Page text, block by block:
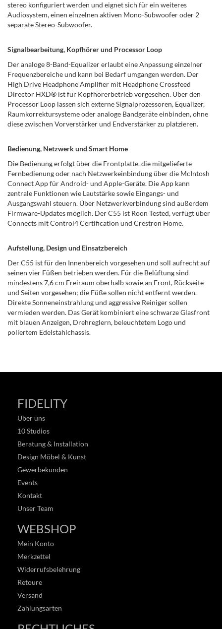
stereo konfiguriert werden und eignet sich für ein weiteres
Audiosystem, einen einzelnen aktiven Mono-Subwoofer oder 2
separate Stereo-Subwoofer.
Signalbearbeitung, Kopfhörer und Processor Loop
Der analoge 8-Band-Equalizer erlaubt eine Anpassung einzelner
Frequenzbereiche und kann bei Bedarf umgangen werden. Der
High Drive Headphone Amplifier mit Headphone Crossfeed
Director HXD® ist für Kopfhörerbetrieb vorgesehen. Über den
Processor Loop lassen sich externe Signalprozessoren, Equalizer,
Raumkorrektursysteme oder analoge Bandgeräte einbinden, ohne
diese zwischen Vorverstärker und Endverstärker zu platzieren.
Bedienung, Netzwerk und Smart Home
Die Bedienung erfolgt über die Frontplatte, die mitgelieferte
Fernbedienung oder nach Netzwerkeinbindung über die McIntosh
Connect App für Android- und Apple-Geräte. Die App kann
zentrale Funktionen wie Lautstärke sowie Eingangs- und
Ausgangswahl steuern. Über Netzwerkverbindung sind außerdem
Firmware-Updates möglich. Der C55 ist Roon Tested, verfügt über
Connects mit Control4 Certification und Crestron Home.
Aufstellung, Design und Einsatzbereich
Der C55 ist für den Innenbereich vorgesehen und soll aufrecht auf
seinen vier Füßen betrieben werden. Für die Belüftung sind
mindestens 7,6 cm Freiraum oberhalb sowie an Front, Rückseite
und Seiten vorgesehen; die Füße sollen nicht entfernt werden.
Direkte Sonneneinstrahlung und aggressive Reiniger sollen
vermieden werden. Das Gerät kombiniert eine schwarze Glasfront
mit blauen Anzeigen, Drehreglern, beleuchtetem Logo und
poliertem Edelstahlchassis.
FIDELITY
Über uns
10 Studios
Beratung & Installation
Design Möbel & Kunst
Gewerbekunden
Events
Kontakt
Unser Team
WEBSHOP
Mein Konto
Merkzettel
Widerrufsbelehrung
Retoure
Versand
Zahlungsarten